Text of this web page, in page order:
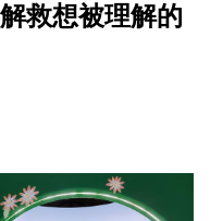
救想被理解的